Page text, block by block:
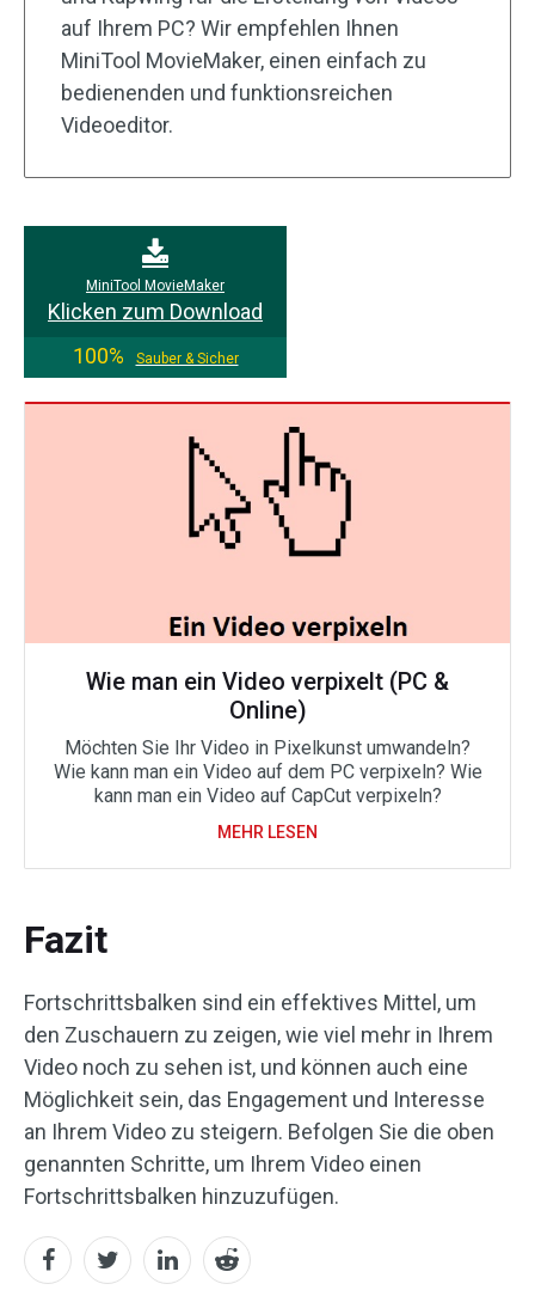
auf Ihrem PC? Wir empfehlen Ihnen
MiniTool MovieMaker, einen einfach zu
bedienenden und funktionsreichen
Videoeditor.
MiniTool MovieMaker
Klicken zum Download
100%
Sauber & Sicher
Wie man ein Video verpixelt (PC &
Online)
Möchten Sie Ihr Video in Pixelkunst umwandeln?
Wie kann man ein Video auf dem PC verpixeln? Wie
kann man ein Video auf CapCut verpixeln?
MEHR LESEN
Fazit
Fortschrittsbalken sind ein effektives Mittel, um
den Zuschauern zu zeigen, wie viel mehr in Ihrem
Video noch zu sehen ist, und können auch eine
Möglichkeit sein, das Engagement und Interesse
an Ihrem Video zu steigern. Befolgen Sie die oben
genannten Schritte, um Ihrem Video einen
Fortschrittsbalken hinzuzufügen.